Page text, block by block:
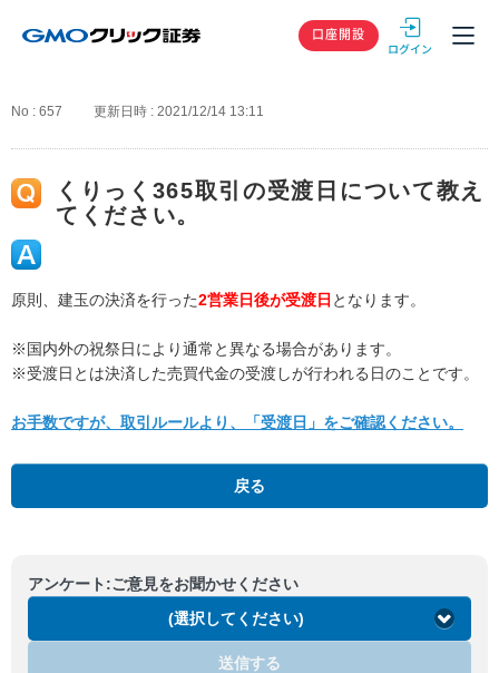
GMOクリック
口座開設
No : 657 更新日時 : 2021/12/14 13:11
くりっく365取引の受渡日について教え
てください。
原則、建玉の決済を行った2営業日後が受渡日 となります。
※国内外の祝祭日により通常と異なる場合があります。
※受渡日とは決済した売買代金の受渡しが行われる日のことです。
お手数ですが、取引ルールより、「受渡日」をご確認ください。
戻る
アンケート:ご意見をお聞かせください
(選択してください)
送信する